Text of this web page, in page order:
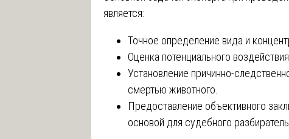
является:
Точное определение вида и
Оценка потенциального
Установление причинно-
смертью животного.
Предоставление объективного
основой для судебного